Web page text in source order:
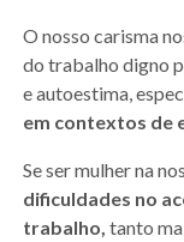
O nosso carisma
do trabalho digno
e autoestima,
em contextos de
Se ser mulher na
dificuldades no
trabalho, tanto